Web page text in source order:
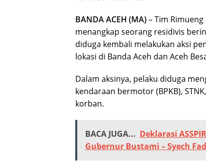
BANDA ACEH (MA)– Tim
menangkap seorang residivis
diduga kembali melakukan aksi
lokasi di Banda Aceh dan Aceh
Dalam aksinya, pelaku diduga
kendaraan bermotor (BPKB),
korban.
BACA JUGA... Deklarasi
Gubernur Bustami – Syech